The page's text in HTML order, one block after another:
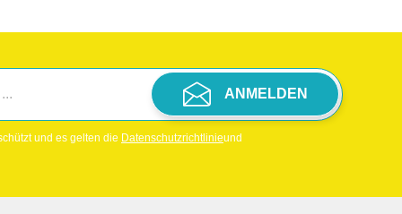
ANMELDEN
und es gelten die Datenschutzrichtlinieund